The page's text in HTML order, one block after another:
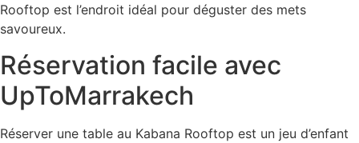
Rooftop est l’endroit idéal pour déguster des mets
savoureux.
Réservation facile avec
UpToMarrakech
Réserver une table au Kabana Rooftop est un jeu d’enfant